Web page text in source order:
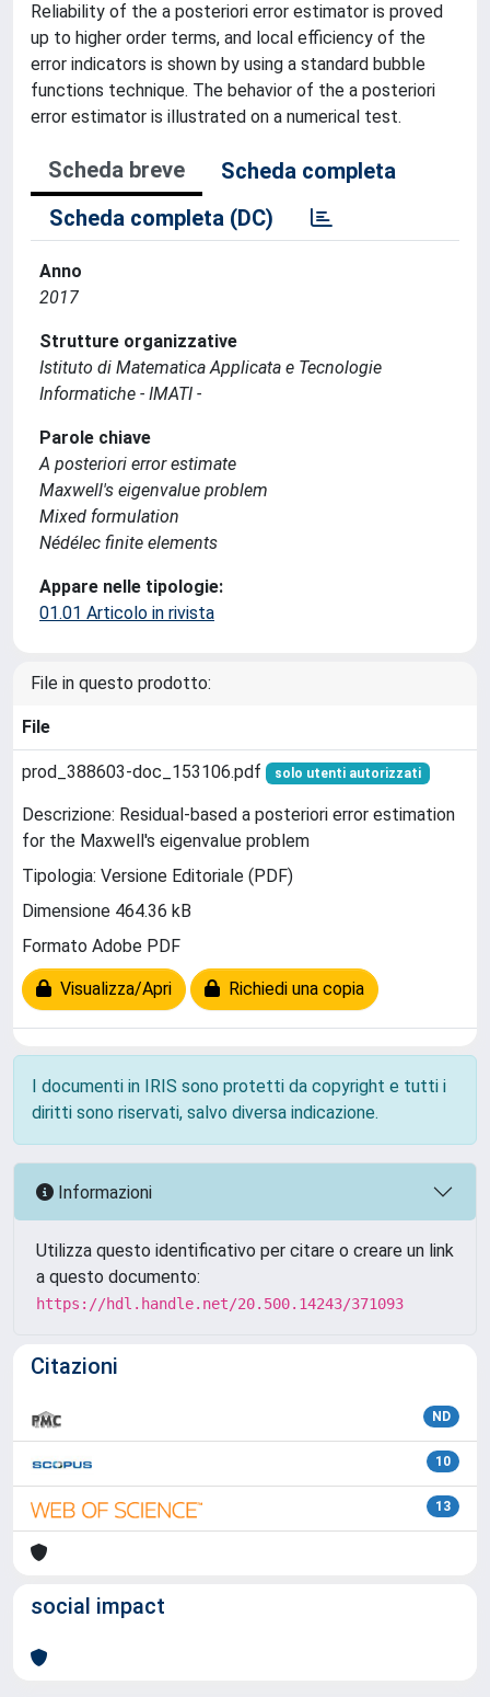
Reliability of the a posteriori error estimator is proved
up to higher order terms, and local efficiency of the
error indicators is shown by using a standard bubble
functions technique. The behavior of the a posteriori
error estimator is illustrated on a numerical test.
Scheda breve
Scheda completa
Scheda completa (DC)
Anno
2017
Strutture organizzative
Istituto di Matematica Applicata e Tecnologie
Informatiche - IMATI -
Parole chiave
A posteriori error estimate
Maxwell's eigenvalue problem
Mixed formulation
Nédélec finite elements
Appare nelle tipologie:
01.01 Articolo in rivista
File in questo prodotto:
File
prod_388603-doc_153106.pdf solo utenti autorizzati
Descrizione: Residual-based a posteriori error estimation
for the Maxwell's eigenvalue problem
Tipologia: Versione Editoriale (PDF)
Dimensione 464.36 kB
Formato Adobe PDF
Visualizza/Apri Richiedi una copia
I documenti in IRIS sono protetti da copyright e tutti i
diritti sono riservati, salvo diversa indicazione.
Informazioni
Utilizza questo identificativo per citare o creare un link
a questo documento:
https://hdl.handle.net/20.500.14243/371093
Citazioni
ND
10
13
social impact